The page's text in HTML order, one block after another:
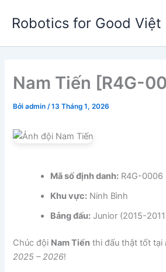
dung
Robotics for Good Việt
Nam Tiến [R4G-
Bởiadmin /13 Tháng 1, 2026
Mã số định danh: R4G-0006
Khu vực: Ninh Bình
Bảng đấu: Junior (2015-
Chúc đội Nam Tiến thi đấu thật tốt tại
2025 – 2026!